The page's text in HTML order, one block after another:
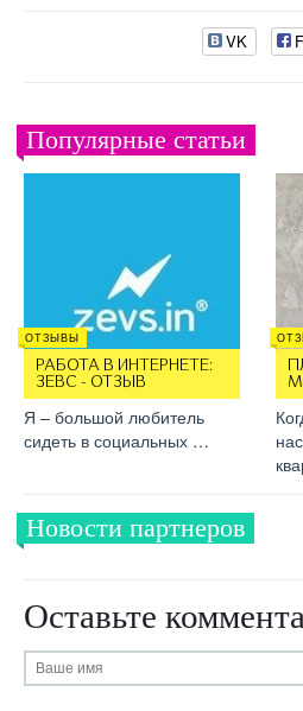
VK
Популярные статьи
ОТЗЫВЫ
РАБОТА В ИНТЕРНЕТЕ:
ЗЕВС - ОТЗЫВ
Я – большой любитель
сидеть в социальных …
Новости партнеров
Оставьте